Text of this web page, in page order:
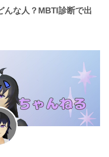
んな人？MBTI診断で出